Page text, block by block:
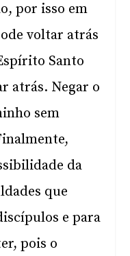
por isso em
voltar atrás
Santo
atrás. Negar o
sem
da
que
e para
pois o